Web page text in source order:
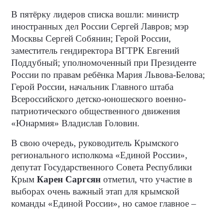
В пятёрку лидеров списка вошли: министр
иностранных дел России Сергей Лавров; мэр
Москвы Сергей Собянин; Герой России,
заместитель гендиректора ВГТРК Евгений
Поддубный; уполномоченный при Президенте
России по правам ребёнка Мария Львова-Белова;
Герой России, начальник Главного штаба
Всероссийского детско-юношеского военно-
патриотического общественного движения
«Юнармия» Владислав Головин.
В свою очередь, руководитель Крымского
регионального исполкома «Единой России»,
депутат Государственного Совета Республики
Крым Карен Саргсян отметил, что участие в
выборах очень важный этап для крымской
команды «Единой России», но самое главное –